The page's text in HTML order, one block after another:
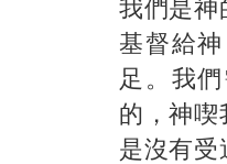
我們是神
基督給
足。我
的，神喫
是沒有受